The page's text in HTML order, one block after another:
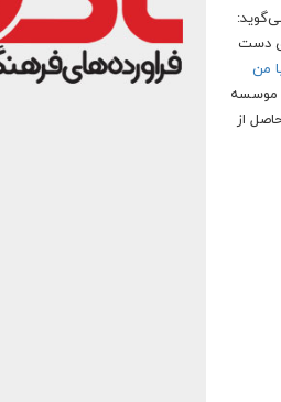
می‌گوید:
دست
من
موسسه
حاصل از